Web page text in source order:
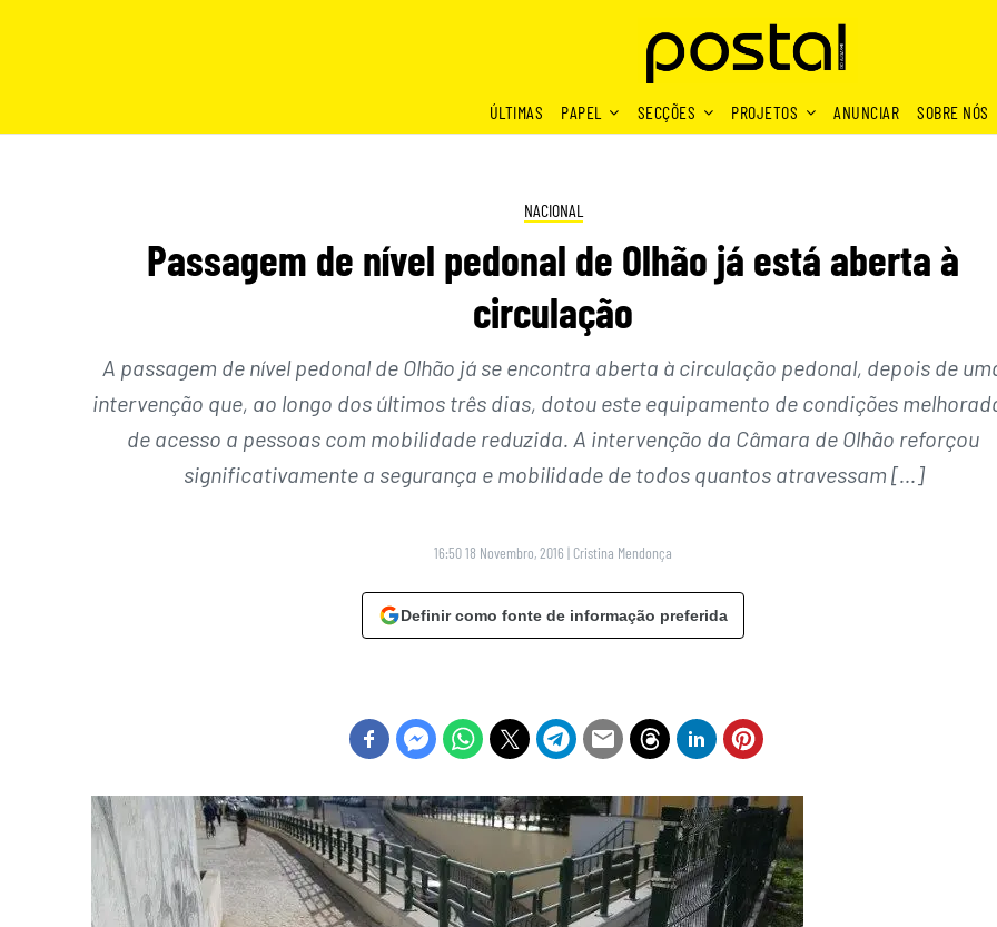
ÚLTIMAS
PAPEL SECÇÕES PROJETOS ANUNCIAR SOBRE NÓS
NACIONAL
Passagem de nível pedonal de Olhão já está aberta à
circulação
A passagem de nível pedonal de Olhão já se encontra aberta à circulação pedonal, depois de
intervenção que, ao longo dos últimos três dias, dotou este equipamento de condições
de acesso a pessoas com mobilidade reduzida. A intervenção da Câmara de Olhão reforçou
significativamente a segurança e mobilidade de todos quantos atravessam […]
16:50 18 Novembro, 2016 | Cristina Mendonça
Definir como fonte de informação preferida